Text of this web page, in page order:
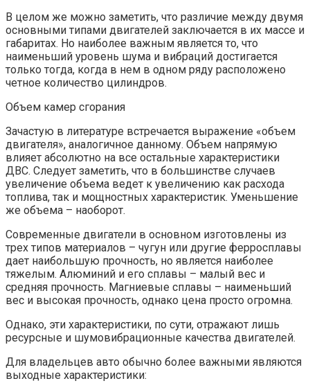
В целом же можно заметить, что различие между двумя
основными типами двигателей заключается в их массе и
габаритах. Но наиболее важным является то, что
наименьший уровень шума и вибраций достигается
только тогда, когда в нем в одном ряду расположено
четное количество цилиндров.
Объем камер сгорания
Зачастую в литературе встречается выражение «объем
двигателя», аналогичное данному. Объем напрямую
влияет абсолютно на все остальные характеристики
ДВС. Следует заметить, что в большинстве случаев
увеличение объема ведет к увеличению как расхода
топлива, так и мощностных характеристик. Уменьшение
же объема – наоборот.
Современные двигатели в основном изготовлены из
трех типов материалов – чугун или другие ферросплавы
дает наибольшую прочность, но является наиболее
тяжелым. Алюминий и его сплавы – малый вес и
средняя прочность. Магниевые сплавы – наименьший
вес и высокая прочность, однако цена просто огромна.
Однако, эти характеристики, по сути, отражают лишь
ресурсные и шумовибрационные качества двигателей.
Для владельцев авто обычно более важными являются
выходные характеристики: